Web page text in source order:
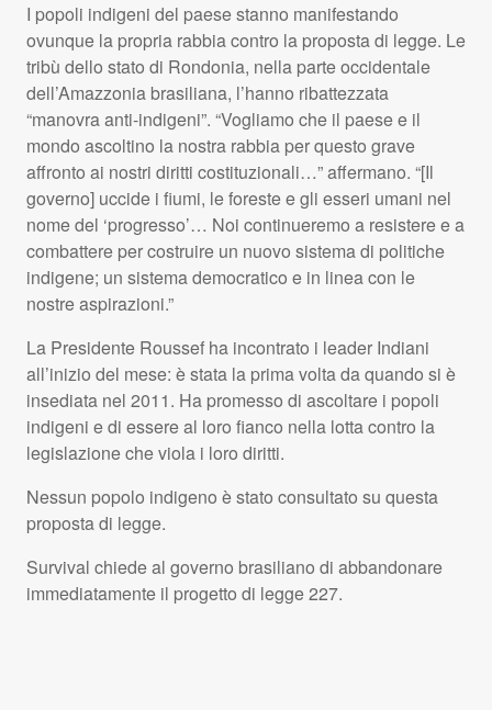
I popoli indigeni del paese stanno manifestando
ovunque la propria rabbia contro la proposta di legge. Le
tribù dello stato di Rondonia, nella parte occidentale
dell’Amazzonia brasiliana, l’hanno ribattezzata
“manovra anti-indigeni”. “Vogliamo che il paese e il
mondo ascoltino la nostra rabbia per questo grave
affronto ai nostri diritti costituzionali…” affermano. “[Il
governo] uccide i fiumi, le foreste e gli esseri umani nel
nome del ‘progresso’… Noi continueremo a resistere e a
combattere per costruire un nuovo sistema di politiche
indigene; un sistema democratico e in linea con le
nostre aspirazioni.”
La Presidente Roussef ha incontrato i leader Indiani
all’inizio del mese: è stata la prima volta da quando si è
insediata nel 2011. Ha promesso di ascoltare i popoli
indigeni e di essere al loro fianco nella lotta contro la
legislazione che viola i loro diritti.
Nessun popolo indigeno è stato consultato su questa
proposta di legge.
Survival chiede al governo brasiliano di abbandonare
immediatamente il progetto di legge 227.